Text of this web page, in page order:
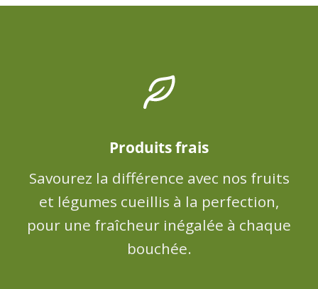
Produits frais
Savourez la différence avec nos fruits
et légumes cueillis à la perfection,
pour une fraîcheur inégalée à chaque
bouchée.